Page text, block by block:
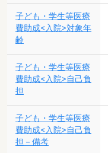
子ども・学生等医療
費助成<入院>対象年
齢
子ども・学生等医療
費助成<入院>自己負
担
子ども・学生等医療
費助成<入院>自己負
担－備考